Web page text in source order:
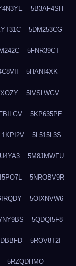
5B3AF4SH
5DM253CG
5FNR39CT
5HANI4XK
5IVSLWGV
5KP635PE
5L515L3S
5M8JMWFU
5NROBV9R
5OIXNVW6
5QDQI5F8
5ROV8T2I
5RZQDHMO